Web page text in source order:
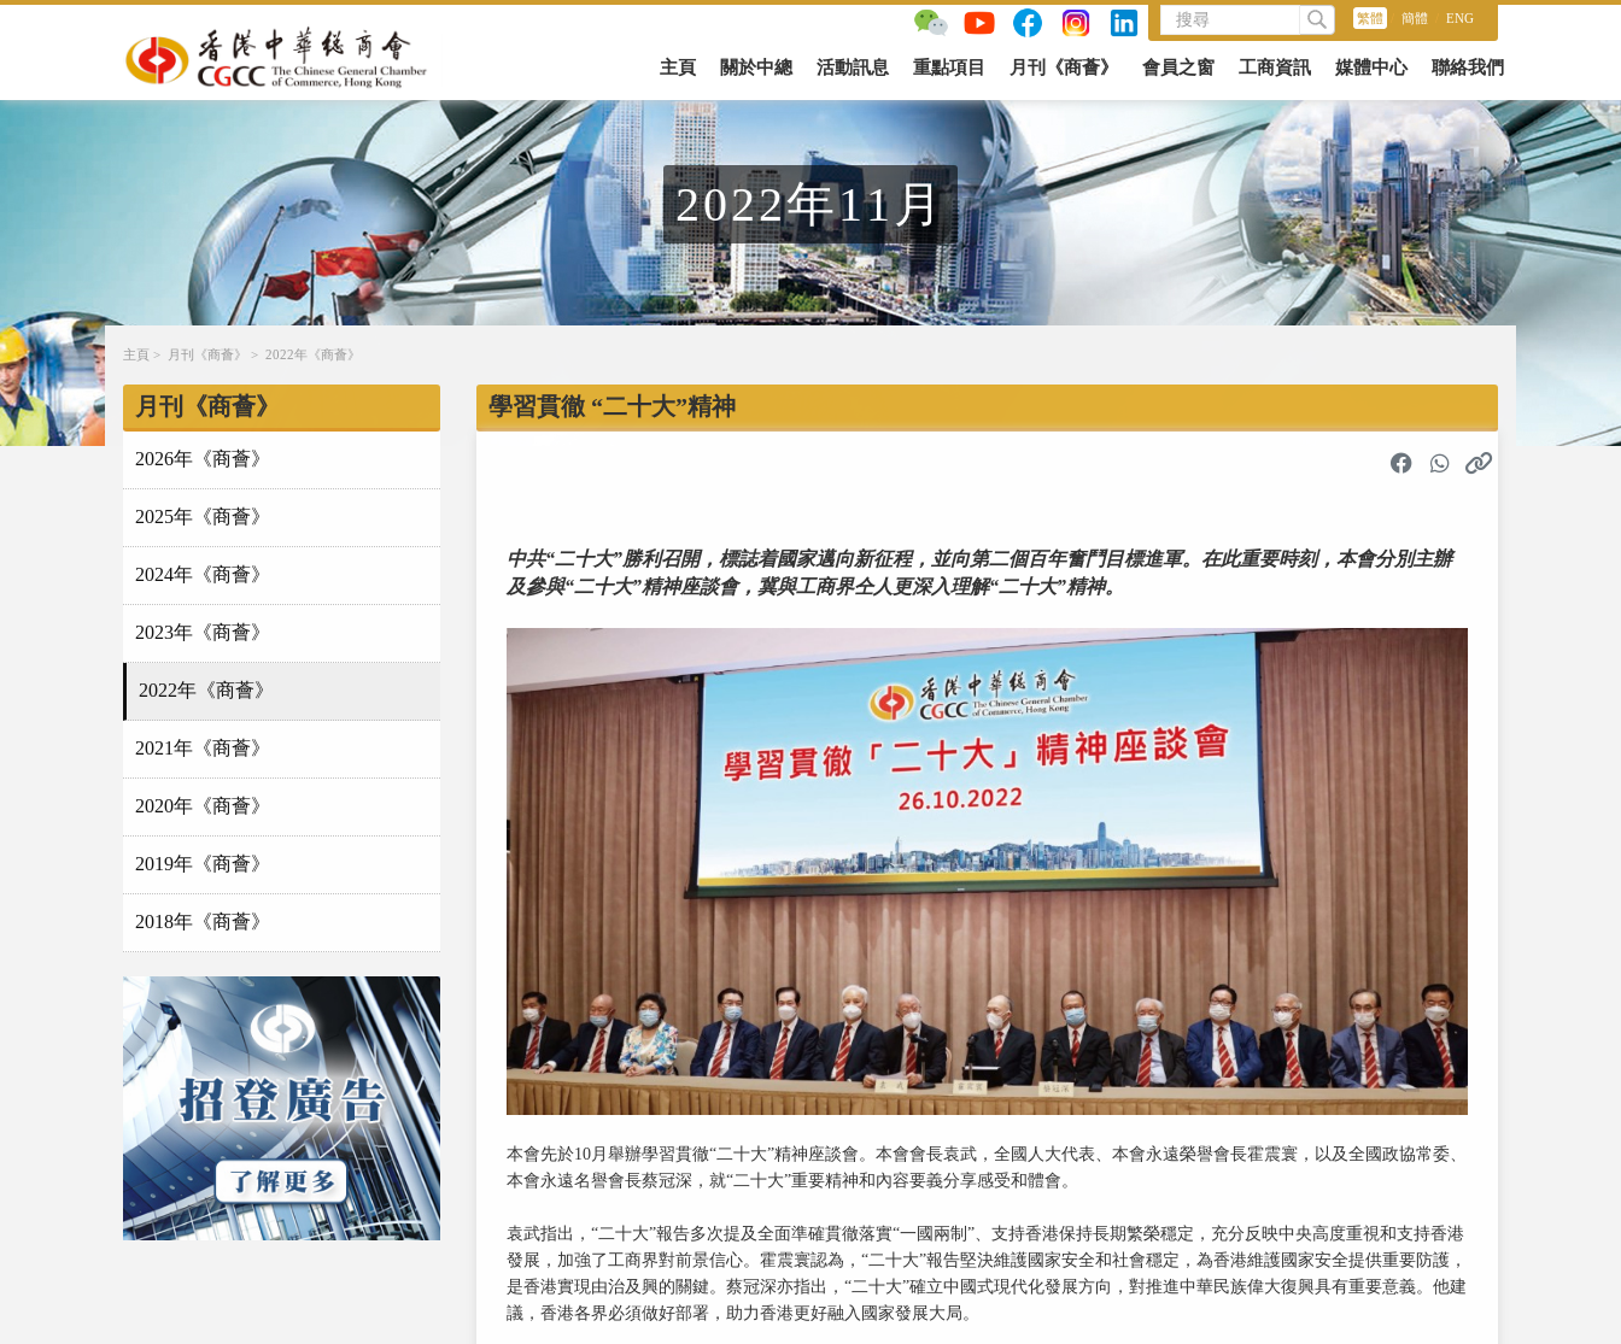
繁體 簡體 ENG
主頁 關於中總 活動訊息 重點項目 月刊《商薈》 會員之窗 工商資訊 媒體中心 聯絡我們
2022年11月
主頁 > 月刊《商薈》 > 2022年《商薈》
月刊《商薈》
2026年《商薈》
2025年《商薈》
2024年《商薈》
2023年《商薈》
2022年《商薈》
2021年《商薈》
2020年《商薈》
2019年《商薈》
2018年《商薈》
學習貫徹 “二十大”精神
中共“二十大”勝利召開，標誌着國家邁向新征程，並向第二個百年奮鬥目標進軍。在此重要時刻，本會分別主辦
及參與“二十大”精神座談會，冀與工商界仝人更深入理解“二十大”精神。
本會先於10月舉辦學習貫徹“二十大”精神座談會。本會會長袁武，全國人大代表、本會永遠榮譽會長霍震寰，以及全國政協常委、
本會永遠名譽會長蔡冠深，就“二十大”重要精神和內容要義分享感受和體會。
袁武指出，“二十大”報告多次提及全面準確貫徹落實“一國兩制”、支持香港保持長期繁榮穩定，充分反映中央高度重視和支持香港
發展，加強了工商界對前景信心。霍震寰認為，“二十大”報告堅決維護國家安全和社會穩定，為香港維護國家安全提供重要防護，
是香港實現由治及興的關鍵。蔡冠深亦指出，“二十大”確立中國式現代化發展方向，對推進中華民族偉大復興具有重要意義。他建
議，香港各界必須做好部署，助力香港更好融入國家發展大局。